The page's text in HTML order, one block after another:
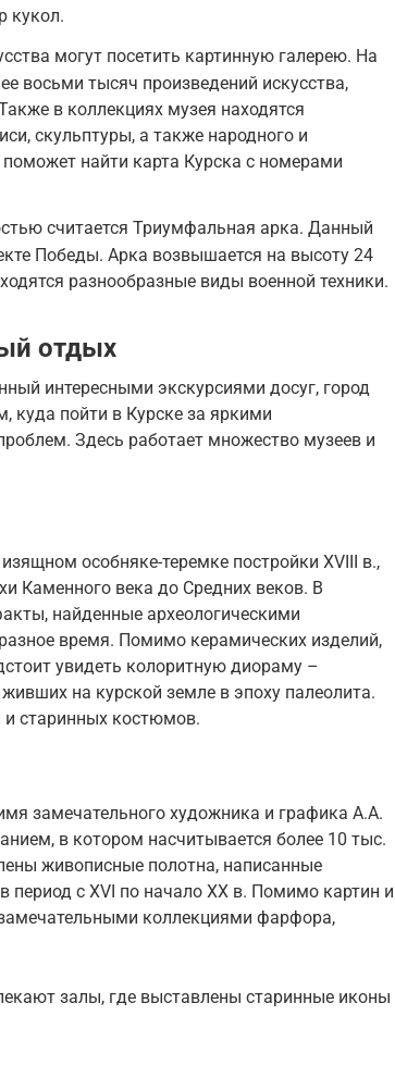
кукол.
могут посетить картинную галерею. На
восьми тысяч произведений искусства,
в коллекциях музея находятся
скульптуры, а также народного и
найти карта Курска с номерами
считается Триумфальная арка. Данный
Победы. Арка возвышается на высоту 24
разнообразные виды военной техники.
отдых
интересными экскурсиями досуг, город
куда пойти в Курске за яркими
Здесь работает множество музеев и
особняке-теремке постройки XVIII в.,
Каменного века до Средних веков. В
найденные археологическими
время. Помимо керамических изделий,
увидеть колоритную диораму –
на курской земле в эпоху палеолита.
и старинных костюмов.
замечательного художника и графика А.А.
в котором насчитывается более 10 тыс.
живописные полотна, написанные
с XVI по начало XX в. Помимо картин и
коллекциями фарфора,
залы, где выставлены старинные иконы